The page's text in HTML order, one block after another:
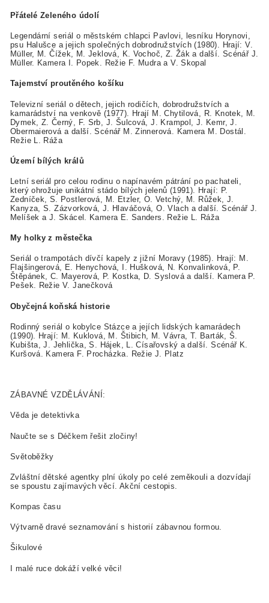
Přátelé Zeleného údolí
Legendární seriál o městském chlapci Pavlovi, lesníku Horynovi,
psu Halušce a jejich společných dobrodružstvích (1980). Hrají: V.
Müller, M. Čížek, M. Jeklová, K. Vochoč, Z. Žák a další. Scénář J.
Müller. Kamera I. Popek. Režie F. Mudra a V. Skopal
Tajemství proutěného košíku
Televizní seriál o dětech, jejich rodičích, dobrodružstvích a
kamarádství na venkově (1977). Hrají M. Chytilová, R. Knotek, M.
Dymek, Z. Černý, F. Srb, J. Šulcová, J. Krampol, J. Kemr, J.
Obermaierová a další. Scénář M. Zinnerová. Kamera M. Dostál.
Režie L. Ráža
Území bílých králů
Letní seriál pro celou rodinu o napínavém pátrání po pachateli,
který ohrožuje unikátní stádo bílých jelenů (1991). Hrají: P.
Zedníček, S. Postlerová, M. Etzler, O. Vetchý, M. Růžek, J.
Kanyza, S. Zázvorková, J. Hlaváčová, O. Vlach a další. Scénář J.
Melíšek a J. Skácel. Kamera E. Sanders. Režie L. Ráža
My holky z městečka
Seriál o trampotách dívčí kapely z jižní Moravy (1985). Hrají: M.
Flajšingerová, E. Henychová, I. Hušková, N. Konvalinková, P.
Štěpánek, C. Mayerová, P. Kostka, D. Syslová a další. Kamera P.
Pešek. Režie V. Janečková
Obyčejná koňská historie
Rodinný seriál o kobylce Stázce a jejích lidských kamarádech
(1990). Hrají: M. Kuklová, M. Štibich, M. Vávra, T. Barták, Š.
Kubišta, J. Jehlička, S. Hájek, L. Císařovský a další. Scénář K.
Kuršová. Kamera F. Procházka. Režie J. Platz
ZÁBAVNÉ VZDĚLÁVÁNÍ:
Věda je detektivka
Naučte se s Déčkem řešit zločiny!
Světoběžky
Zvláštní dětské agentky plní úkoly po celé zeměkouli a dozvídají
se spoustu zajímavých věcí. Akční cestopis.
Kompas času
Výtvarně dravé seznamování s historií zábavnou formou.
Šikulové
I malé ruce dokáží velké věci!